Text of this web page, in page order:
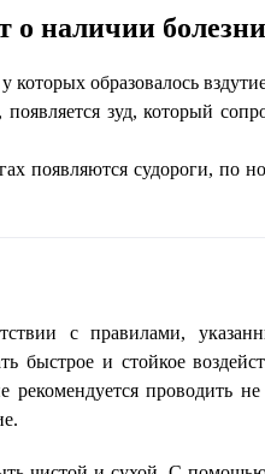
о наличии болезни
которых образовалось
зуд, который
появляются судороги, по
с правилами,
быстрое и стойкое
рекомендуется проводить